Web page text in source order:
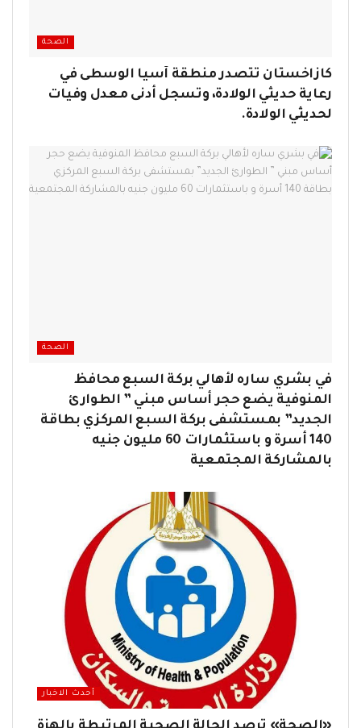
الصحة
كازاخستان تتصدر منطقة آسيا الوسطى في
رعاية حديثي الولادة، وتسجل أدنى معدل وفيات
لحديثي الولادة.
الصحة
في بشري ساره لأهالي بركة السبع محافظ
المنوفية يضع حجر أساس مبني ” الطوارئ
الجديد” بمستشفى بركة السبع المركزي بطاقة
140 أسرة و باستثمارات 60 مليون جنيه
بالمشاركة المجتمعية
أحدث الاخبار